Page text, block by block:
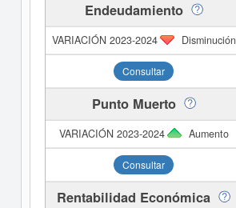
Endeudamiento
Disminución
Consultar
Punto Muerto
Aumento
Consultar
Rentabilidad Económica